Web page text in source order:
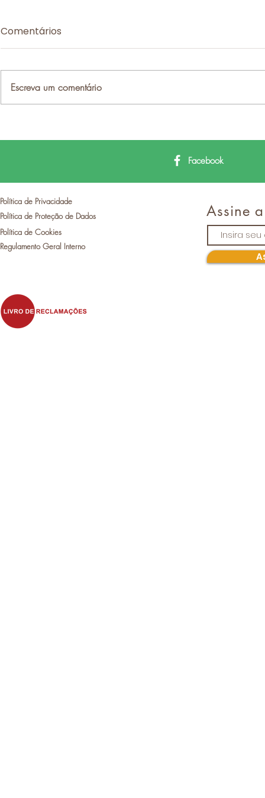
para explorar o Interior
Comentários
Escreva um comentário
Facebook
Política de Privacidade
Política de Proteção de Dados
Política de Cookies
Regulamento Geral Interno
Assine